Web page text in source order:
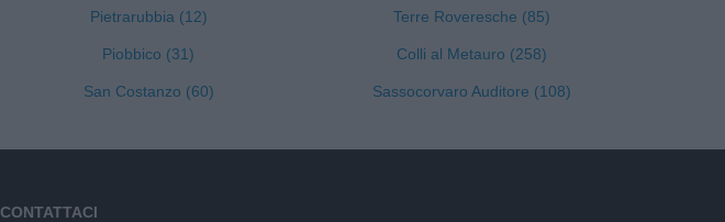
Pietrarubbia (12)
Piobbico (31)
San Costanzo (60)
Terre Roveresche (85)
Colli al Metauro (258)
Sassocorvaro Auditore (108)
CONTATTACI